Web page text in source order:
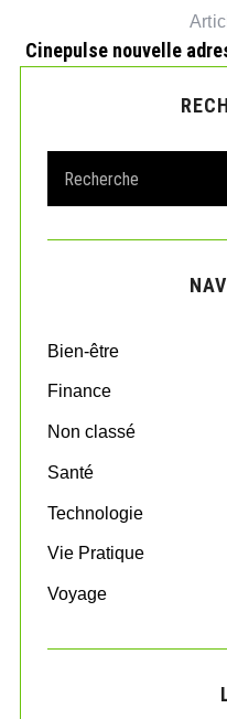
Cinepulse nouvelle
a
r
o
:
Bien-être
Finance
Non classé
Santé
Technologie
Vie Pratique
Voyage